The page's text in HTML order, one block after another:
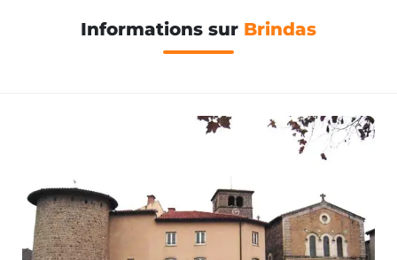
Informations sur Brindas